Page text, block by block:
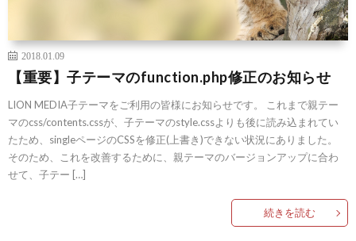
2018.01.09
【重要】子テーマのfunction.php修正のお知らせ
LION MEDIA子テーマをご利用の皆様にお知らせです。 これまで親テー
マのcss/contents.cssが、子テーマのstyle.cssよりも後に読み込まれてい
たため、singleページのCSSを修正(上書き)できない状況にありました。
そのため、これを改善するために、親テーマのバージョンアップに合わ
せて、子テー […]
続きを読む